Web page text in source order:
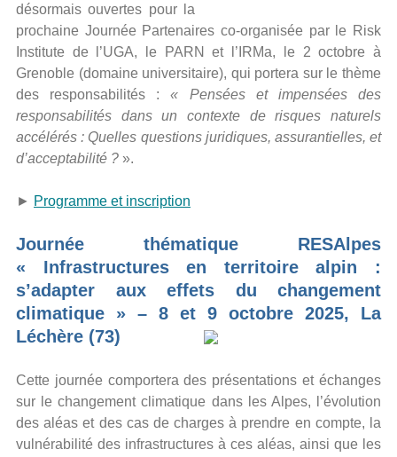
désormais ouvertes pour la
prochaine Journée Partenaires co-organisée par le Risk
Institute de l’UGA, le PARN et l’IRMa, le 2 octobre à
Grenoble (domaine universitaire), qui portera sur le thème
des responsabilités :« Pensées et impensées des
responsabilités dans un contexte de risques naturels
accélérés : Quelles questions juridiques, assurantielles, et
d’acceptabilité ? ».
► Programme et inscription
Journée thématique RESAlpes
« Infrastructures en territoire alpin :
s’adapter aux effets du changement
climatique » – 8 et 9 octobre 2025, La
Léchère (73)
Cette journée comportera des présentations et échanges
sur le changement climatique dans les Alpes, l’évolution
des aléas et des cas de charges à prendre en compte, la
vulnérabilité des infrastructures à ces aléas, ainsi que les